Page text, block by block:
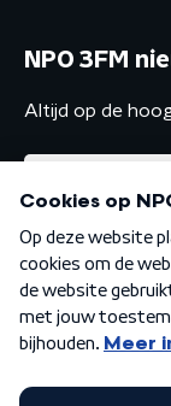
NPO 3FM
Altijd op de
Algemene